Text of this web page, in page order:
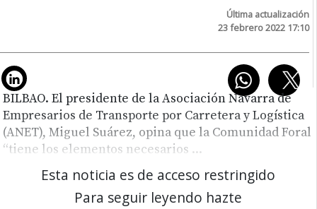
Última actualización
23 febrero 2022 17:10
BILBAO. El presidente de la Asociación Navarra de
Empresarios de Transporte por Carretera y Logística
(ANET), Miguel Suárez, opina que la Comunidad Foral
“tiene los elementos necesarios ...
Esta noticia es de acceso restringido
Para seguir leyendo hazte